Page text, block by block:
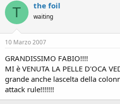
T the foil
waiting
10 Marzo 2007
GRANDISSIMO FABIO!!!!
MI è VENUTA LA PELLE D'OCA
grande anche lascelta della
attack rule!!!!!!!